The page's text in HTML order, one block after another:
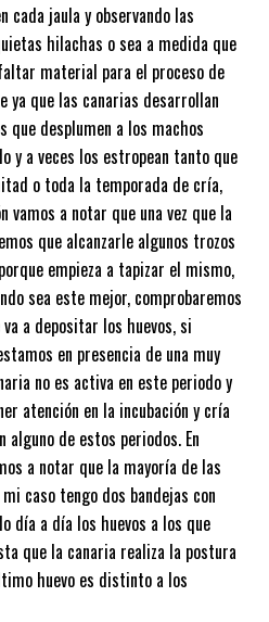
cada jaula y observando las
hilachas o sea a medida que
material para el proceso de
ya que las canarias desarrollan
desplumen a los machos
y a veces los estropean tanto que
o toda la temporada de cría,
vamos a notar que una vez que la
que alcanzarle algunos trozos
empieza a tapizar el mismo,
sea este mejor, comprobaremos
a depositar los huevos, si
en presencia de una muy
no es activa en este periodo y
atención en la incubación y cría
de estos periodos. En
a notar que la mayoría de las
caso tengo dos bandejas con
día a día los huevos a los que
que la canaria realiza la postura
huevo es distinto a los